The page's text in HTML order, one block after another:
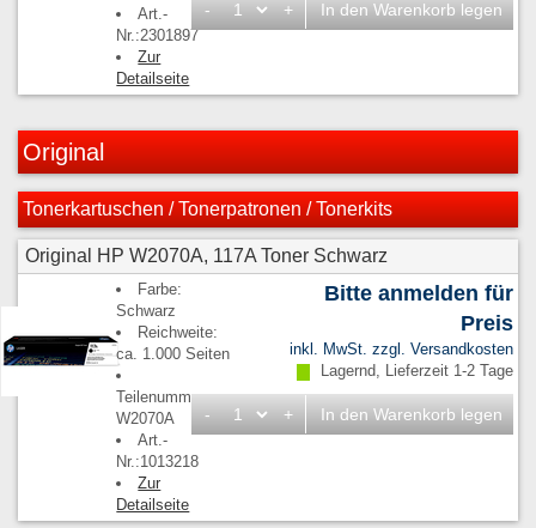
Art.-
Nr.:2301897
Zur
Detailseite
- + In den Warenkorb legen
Original
Tonerkartuschen / Tonerpatronen / Tonerkits
Original HP W2070A, 117A Toner Schwarz
Farbe:
Schwarz
Reichweite:
ca. 1.000 Seiten
Teilenummern:
W2070A
Art.-
Nr.:1013218
Zur
Detailseite
Bitte anmelden für
Preis
inkl. MwSt. zzgl. Versandkosten
Lagernd, Lieferzeit 1-2 Tage
- + In den Warenkorb legen